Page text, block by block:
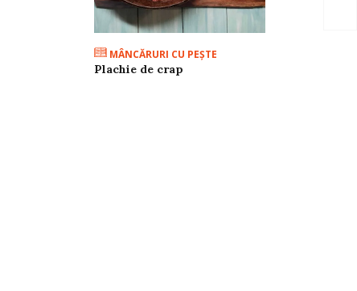
MÂNCĂRURI CU PEŞTE
Plachie de crap